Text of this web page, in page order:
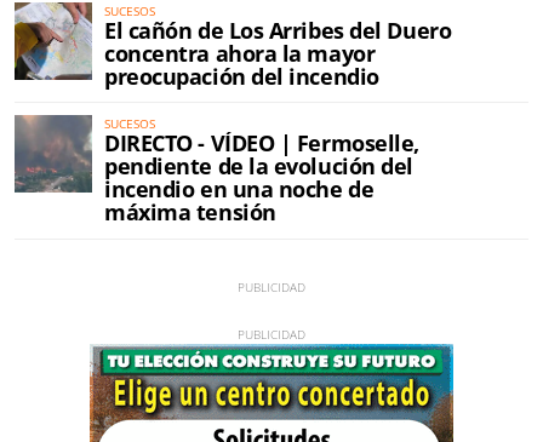
SUCESOS
El cañón de Los Arribes del Duero
concentra ahora la mayor
preocupación del incendio
SUCESOS
DIRECTO - VÍDEO | Fermoselle,
pendiente de la evolución del
incendio en una noche de
máxima tensión